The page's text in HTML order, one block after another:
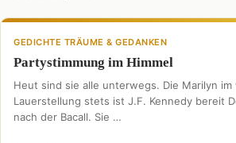
GEDICHTE TRÄUME & GEDANKEN
Partystimmung im Himmel
Heut sind sie alle unterwegs. Die Marilyn
Lauerstellung stets ist J.F. Kennedy bereit
nach der Bacall. Sie …